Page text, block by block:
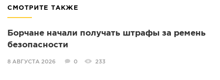
СМОТРИТЕ ТАКЖЕ
Борчане начали получать штрафы за ремень
безопасности
8 АВГУСТА 2026 0 233